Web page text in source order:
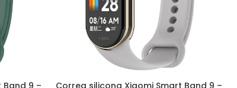
9 –
Correa silicona Xiaomi Smart Band 9 –